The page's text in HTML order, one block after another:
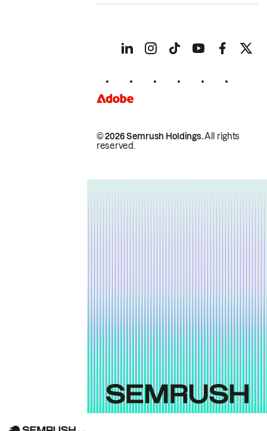
© 2026 Semrush Holdings.All rights
reserved.